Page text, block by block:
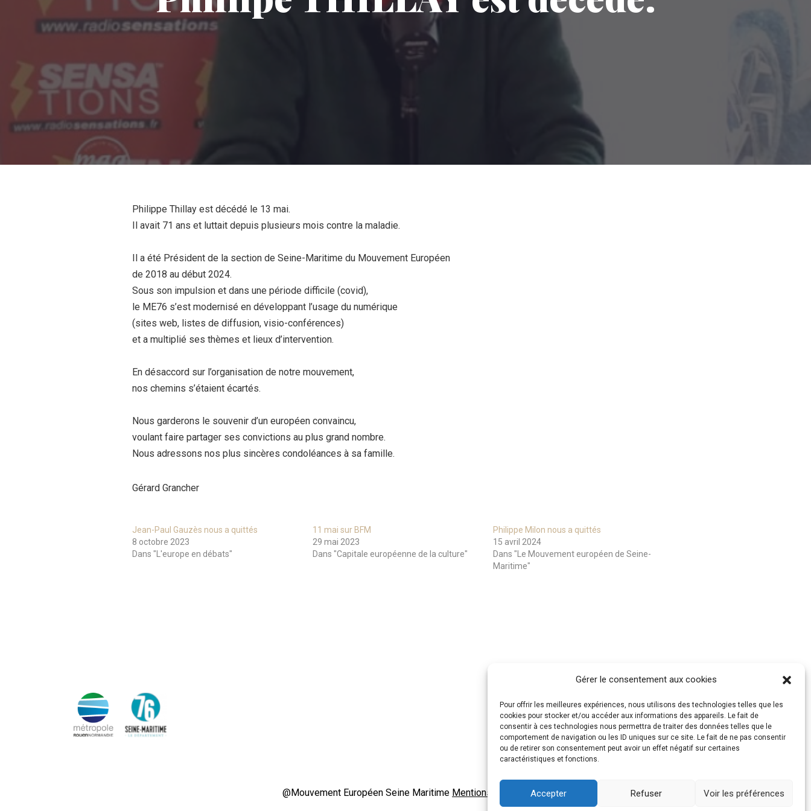
Gérer le consentement aux cookies
Pour offrir les meilleures expériences, nous utilisons des technologies telles que les
cookies pour stocker et/ou accéder aux informations des appareils. Le fait de
consentir à ces technologies nous permettra de traiter des données telles que le
comportement de navigation ou les ID uniques sur ce site. Le fait de ne pas consentir
ou de retirer son consentement peut avoir un effet négatif sur certaines
caractéristiques et fonctions.
Accepter Refuser Voir les préférences
Philippe Thillay est décédé le 13 mai.
Il avait 71 ans et luttait depuis plusieurs mois contre la maladie.
Il a été Président de la section de Seine-Maritime du Mouvement Européen
de 2018 au début 2024.
Sous son impulsion et dans une période difficile (covid),
le ME76 s’est modernisé en développant l’usage du numérique
(sites web, listes de diffusion, visio-conférences)
et a multiplié ses thèmes et lieux d’intervention.
En désaccord sur l’organisation de notre mouvement,
nos chemins s’étaient écartés.
Nous garderons le souvenir d’un européen convaincu,
voulant faire partager ses convictions au plus grand nombre.
Nous adressons nos plus sincères condoléances à sa famille.
Gérard Grancher
Jean-Paul Gauzès nous a quittés
8 octobre 2023
Dans "L'europe en débats"
11 mai sur BFM
29 mai 2023
Dans "Capitale européenne de la culture"
Philippe Milon nous a quittés
15 avril 2024
Dans "Le Mouvement européen de Seine-
Maritime"
@Mouvement Européen Seine Maritime Mentions Légales